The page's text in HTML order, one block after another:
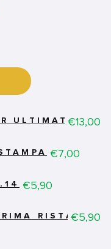
ULTIMATE
Price
€13,00
Price
€7,00
Price
€5,90
RISTAMPA
Price
€5,90